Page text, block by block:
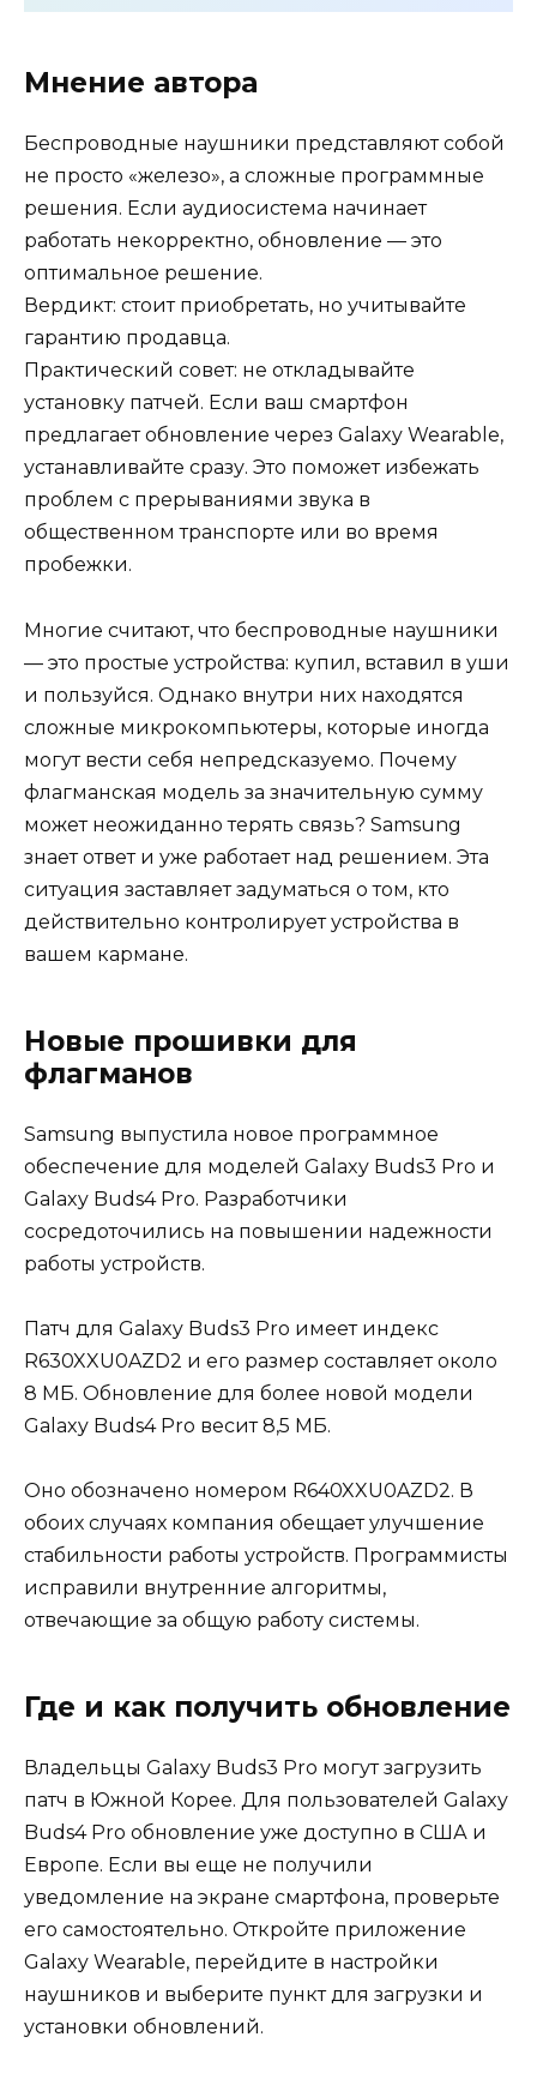
Мнение автора
Беспроводные наушники представляют собой
не просто «железо», а сложные программные
решения. Если аудиосистема начинает
работать некорректно, обновление — это
оптимальное решение.
Вердикт: стоит приобретать, но учитывайте
гарантию продавца.
Практический совет: не откладывайте
установку патчей. Если ваш смартфон
предлагает обновление через Galaxy Wearable,
устанавливайте сразу. Это поможет избежать
проблем с прерываниями звука в
общественном транспорте или во время
пробежки.
Многие считают, что беспроводные наушники
— это простые устройства: купил, вставил в уши
и пользуйся. Однако внутри них находятся
сложные микрокомпьютеры, которые иногда
могут вести себя непредсказуемо. Почему
флагманская модель за значительную сумму
может неожиданно терять связь? Samsung
знает ответ и уже работает над решением. Эта
ситуация заставляет задуматься о том, кто
действительно контролирует устройства в
вашем кармане.
Новые прошивки для
флагманов
Samsung выпустила новое программное
обеспечение для моделей Galaxy Buds3 Pro и
Galaxy Buds4 Pro. Разработчики
сосредоточились на повышении надежности
работы устройств.
Патч для Galaxy Buds3 Pro имеет индекс
R630XXU0AZD2 и его размер составляет около
8 МБ. Обновление для более новой модели
Galaxy Buds4 Pro весит 8,5 МБ.
Оно обозначено номером R640XXU0AZD2. В
обоих случаях компания обещает улучшение
стабильности работы устройств. Программисты
исправили внутренние алгоритмы,
отвечающие за общую работу системы.
Где и как получить обновление
Владельцы Galaxy Buds3 Pro могут загрузить
патч в Южной Корее. Для пользователей Galaxy
Buds4 Pro обновление уже доступно в США и
Европе. Если вы еще не получили
уведомление на экране смартфона, проверьте
его самостоятельно. Откройте приложение
Galaxy Wearable, перейдите в настройки
наушников и выберите пункт для загрузки и
установки обновлений.